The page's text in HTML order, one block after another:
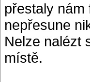
přestaly nám
nepřesune
Nelze nalézt
místě.